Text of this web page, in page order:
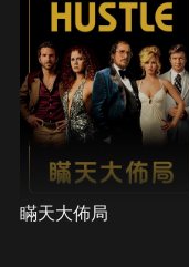
瞞天大佈局